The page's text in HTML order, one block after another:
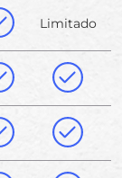
Limitado